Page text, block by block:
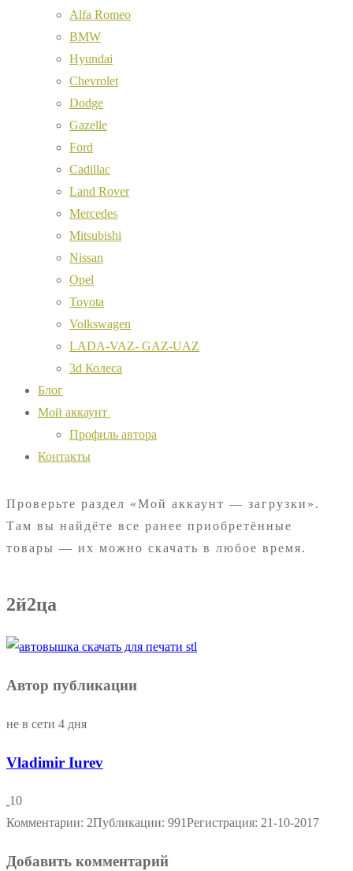
Alfa Romeo
BMW
Hyundai
Chevrolet
Dodge
Gazelle
Ford
Cadillac
Land Rover
Mercedes
Mitsubishi
Nissan
Opel
Toyota
Volkswagen
LADA-VAZ- GAZ-UAZ
3d Колеса
Блог
Мой аккаунт
Профиль автора
Контакты
Проверьте раздел «Мой аккаунт — загрузки».
Там вы найдёте все ранее приобретённые
товары — их можно скачать в любое время.
2й2ца
Автор публикации
не в сети 4 дня
Vladimir Iurev
10
Комментарии: 2Публикации: 991Регистрация: 21-10-2017
Добавить комментарий